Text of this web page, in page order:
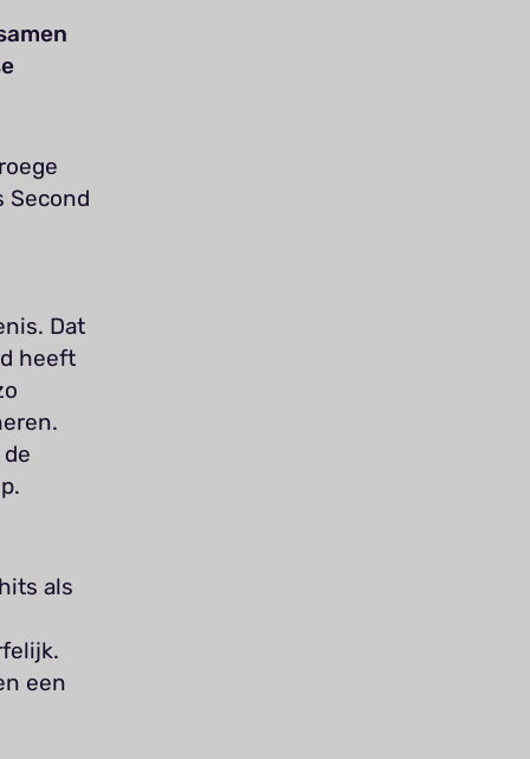
Second
Dat
heeft
als
een